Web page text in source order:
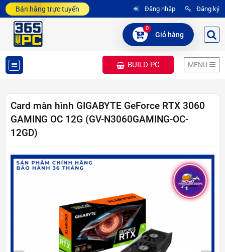
Bán hàng trực tuyến Đăng nhập Đăng ký
0
Giỏ hàng
MỤC
SẢN
MENU
BUILD PC
Card màn hình GIGABYTE GeForce RTX 3060
GAMING OC 12G (GV-N3060GAMING-OC-
12GD)